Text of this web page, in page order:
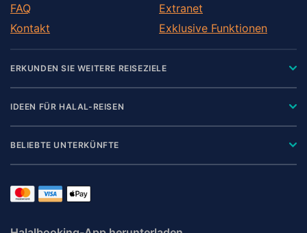
FAQ
Kontakt
Extranet
Exklusive Funktionen
ERKUNDEN SIE WEITERE REISEZIELE
IDEEN FÜR HALAL-REISEN
BELIEBTE UNTERKÜNFTE